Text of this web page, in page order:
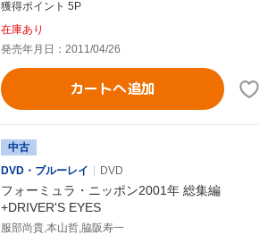
獲得ポイント 5P
在庫あり
発売年月日：2011/04/26
カートへ追加
中古
DVD・ブルーレイ
DVD
フォーミュラ・ニッポン2001年 総集編
+DRIVER'S EYES
服部尚貴,本山哲,脇阪寿一